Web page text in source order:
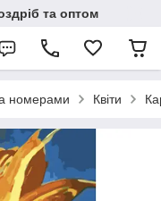
та оптом
номерами Квіти